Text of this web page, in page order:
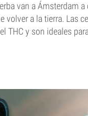
van a Ámsterdam a
volver a la tierra. Las
THC y son ideales